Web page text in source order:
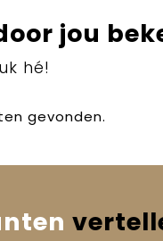
jou
hé!
gevonden.